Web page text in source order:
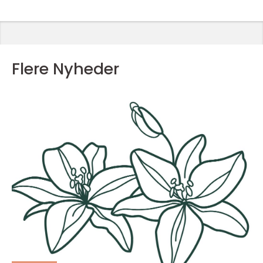
Flere Nyheder